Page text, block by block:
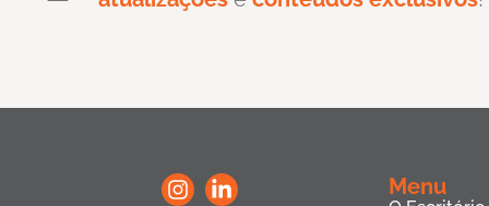
Menu